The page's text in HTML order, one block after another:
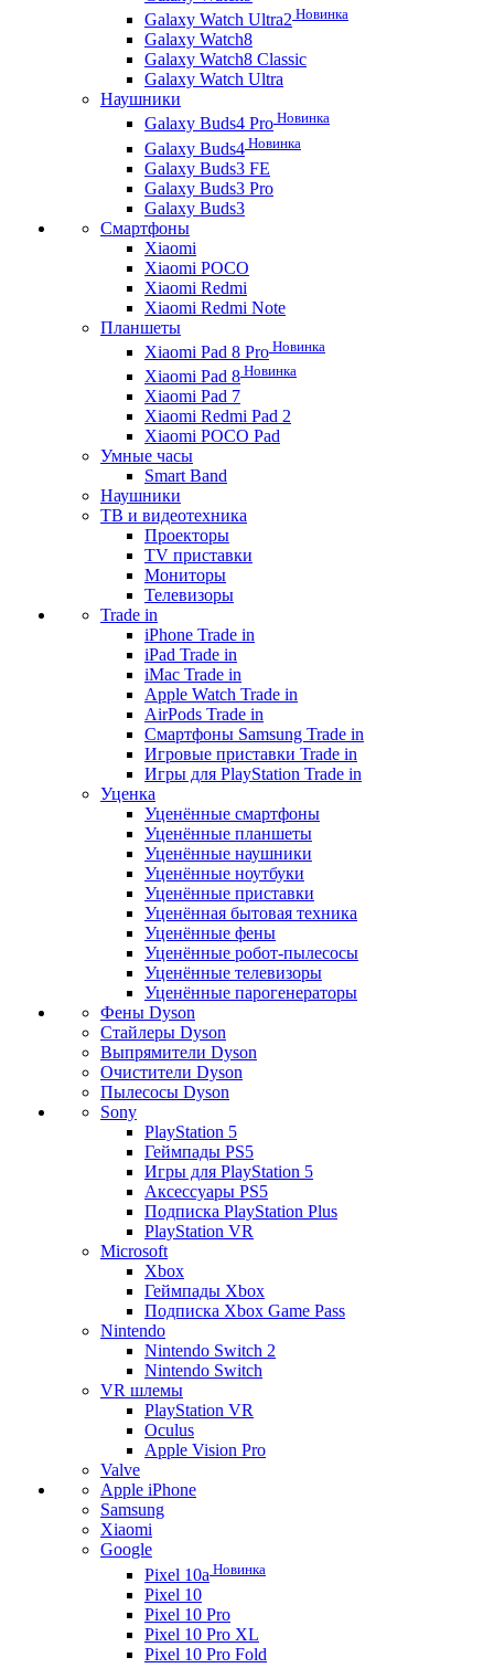
Galaxy Watch Ultra2 Новинка
Galaxy Watch8
Galaxy Watch8 Classic
Galaxy Watch Ultra
Наушники
Galaxy Buds4 Pro Новинка
Galaxy Buds4 Новинка
Galaxy Buds3 FE
Galaxy Buds3 Pro
Galaxy Buds3
Смартфоны
Xiaomi
Xiaomi POCO
Xiaomi Redmi
Xiaomi Redmi Note
Планшеты
Xiaomi Pad 8 Pro Новинка
Xiaomi Pad 8 Новинка
Xiaomi Pad 7
Xiaomi Redmi Pad 2
Xiaomi POCO Pad
Умные часы
Smart Band
Наушники
ТВ и видеотехника
Проекторы
TV приставки
Мониторы
Телевизоры
Trade in
iPhone Trade in
iPad Trade in
iMac Trade in
Apple Watch Trade in
AirPods Trade in
Смартфоны Samsung Trade in
Игровые приставки Trade in
Игры для PlayStation Trade in
Уценка
Уценённые смартфоны
Уценённые планшеты
Уценённые наушники
Уценённые ноутбуки
Уценённые приставки
Уценённая бытовая техника
Уценённые фены
Уценённые робот-пылесосы
Уценённые телевизоры
Уценённые парогенераторы
Фены Dyson
Стайлеры Dyson
Выпрямители Dyson
Очистители Dyson
Пылесосы Dyson
Sony
PlayStation 5
Геймпады PS5
Игры для PlayStation 5
Аксессуары PS5
Подписка PlayStation Plus
PlayStation VR
Microsoft
Xbox
Геймпады Xbox
Подписка Xbox Game Pass
Nintendo
Nintendo Switch 2
Nintendo Switch
VR шлемы
PlayStation VR
Oculus
Apple Vision Pro
Valve
Apple iPhone
Samsung
Xiaomi
Google
Pixel 10a Новинка
Pixel 10
Pixel 10 Pro
Pixel 10 Pro XL
Pixel 10 Pro Fold